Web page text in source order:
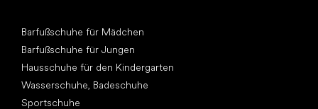
Barfußschuhe für Mädchen
Barfußschuhe für Jungen
Hausschuhe für den Kindergarten
Wasserschuhe, Badeschuhe
Sportschuhe